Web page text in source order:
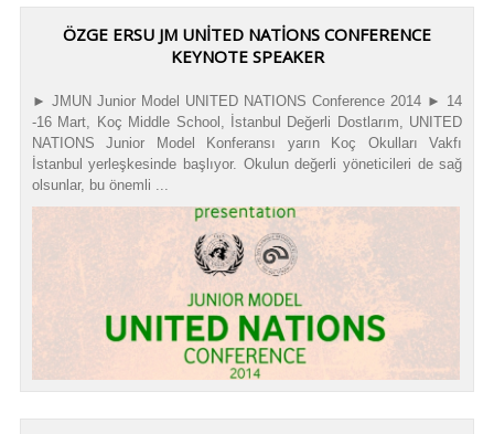
ÖZGE ERSU JM UNITED NATIONS CONFERENCE
KEYNOTE SPEAKER
► JMUN Junior Model UNITED NATIONS Conference 2014 ► 14
-16 Mart, Koç Middle School, İstanbul Değerli Dostlarım, UNITED
NATIONS Junior Model Konferansı yarın Koç Okulları Vakfı
İstanbul yerleşkesinde başlıyor. Okulun değerli yöneticileri de sağ
olsunlar, bu önemli ...